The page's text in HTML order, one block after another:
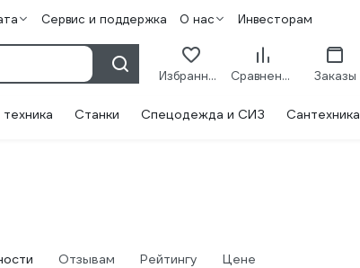
Сервис и поддержка О нас Инвесторам
Избранное Сравнение Заказы
Станки Спецодежда и СИЗ Сантехника
Отзывам Рейтингу Цене